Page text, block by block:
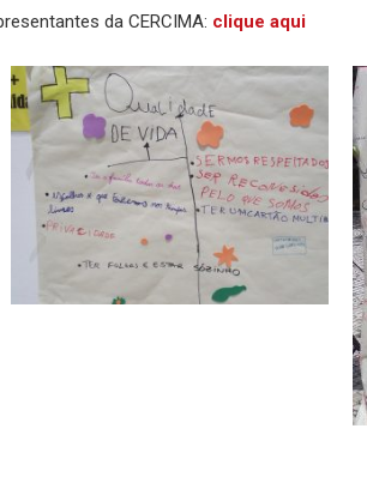
da CERCIMA: clique aqui